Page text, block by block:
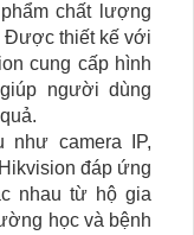
chất lượng
Được thiết kế với
cung cấp hình
người dùng
như camera IP,
đáp ứng
nhau từ hộ gia
học và bệnh